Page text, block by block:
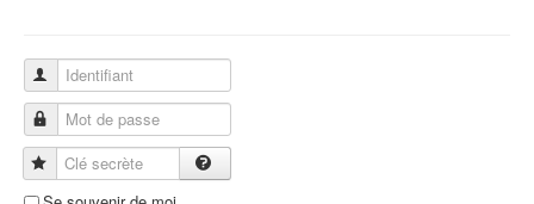
Identifiant
Mot de passe
Clé secrète